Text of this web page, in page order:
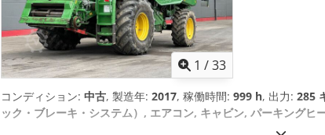
1 /33
コンディション: 中古, 製造年: 2017, 稼働時間: 999 h, 出力: 285
ック・ブレーキ・システム）, エアコン, キャビン, パーキングヒ